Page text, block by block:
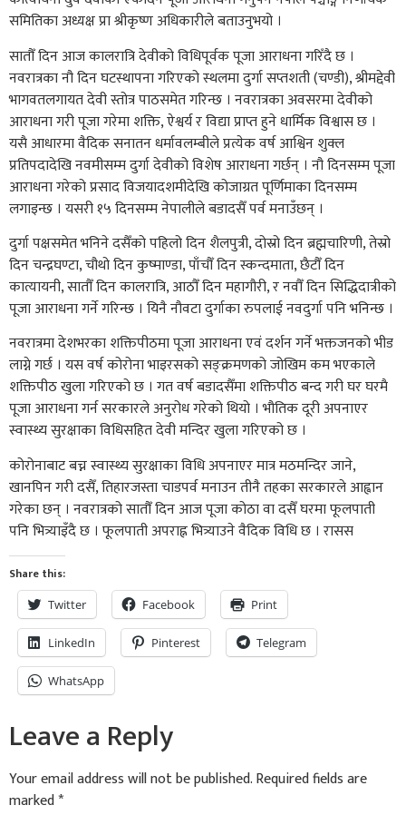
समितिका अध्यक्ष प्रा श्रीकृष्ण अधिकारीले बताउनुभयो ।
सातौँ दिन आज कालरात्रि देवीको विधिपूर्वक पूजा आराधना गरिँदै छ ।
नवरात्रका नौ दिन घटस्थापना गरिएको स्थलमा दुर्गा सप्तशती (चण्डी), श्रीमद्देवी
भागवतलगायत देवी स्तोत्र पाठसमेत गरिन्छ । नवरात्रका अवसरमा देवीको
आराधना गरी पूजा गरेमा शक्ति, ऐश्वर्य र विद्या प्राप्त हुने धार्मिक विश्वास छ ।
यसै आधारमा वैदिक सनातन धर्मावलम्बीले प्रत्येक वर्ष आश्विन शुक्ल
प्रतिपदादेखि नवमीसम्म दुर्गा देवीको विशेष आराधना गर्छन् । नौ दिनसम्म पूजा
आराधना गरेको प्रसाद विजयादशमीदेखि कोजाग्रत पूर्णिमाका दिनसम्म
लगाइन्छ । यसरी १५ दिनसम्म नेपालीले बडादसैँ पर्व मनाउँछन् ।
दुर्गा पक्षसमेत भनिने दसैँको पहिलो दिन शैलपुत्री, दोस्रो दिन ब्रह्मचारिणी, तेस्रो
दिन चन्द्रघण्टा, चौथो दिन कुष्माण्डा, पाँचौँ दिन स्कन्दमाता, छैटौँ दिन
कात्यायनी, सातौँ दिन कालरात्रि, आठौँ दिन महागौरी, र नवौँ दिन सिद्धिदात्रीको
पूजा आराधना गर्ने गरिन्छ । यिनै नौवटा दुर्गाका रुपलाई नवदुर्गा पनि भनिन्छ ।
नवरात्रमा देशभरका शक्तिपीठमा पूजा आराधना एवं दर्शन गर्ने भक्तजनको भीड
लाग्ने गर्छ । यस वर्ष कोरोना भाइरसको सङ्क्रमणको जोखिम कम भएकाले
शक्तिपीठ खुला गरिएको छ । गत वर्ष बडादसैँमा शक्तिपीठ बन्द गरी घर घरमै
पूजा आराधना गर्न सरकारले अनुरोध गरेको थियो । भौतिक दूरी अपनाएर
स्वास्थ्य सुरक्षाका विधिसहित देवी मन्दिर खुला गरिएको छ ।
कोरोनाबाट बच्न स्वास्थ्य सुरक्षाका विधि अपनाएर मात्र मठमन्दिर जाने,
खानपिन गरी दसैँ, तिहारजस्ता चाडपर्व मनाउन तीनै तहका सरकारले आह्वान
गरेका छन् । नवरात्रको सातौँ दिन आज पूजा कोठा वा दसैँ घरमा फूलपाती
पनि भित्र्याइँदै छ । फूलपाती अपराह्न भित्र्याउने वैदिक विधि छ । रासस
Share this:
Twitter Facebook Print
LinkedIn Pinterest Telegram
WhatsApp
Leave a Reply
Your email address will not be published.Required fields are
marked*